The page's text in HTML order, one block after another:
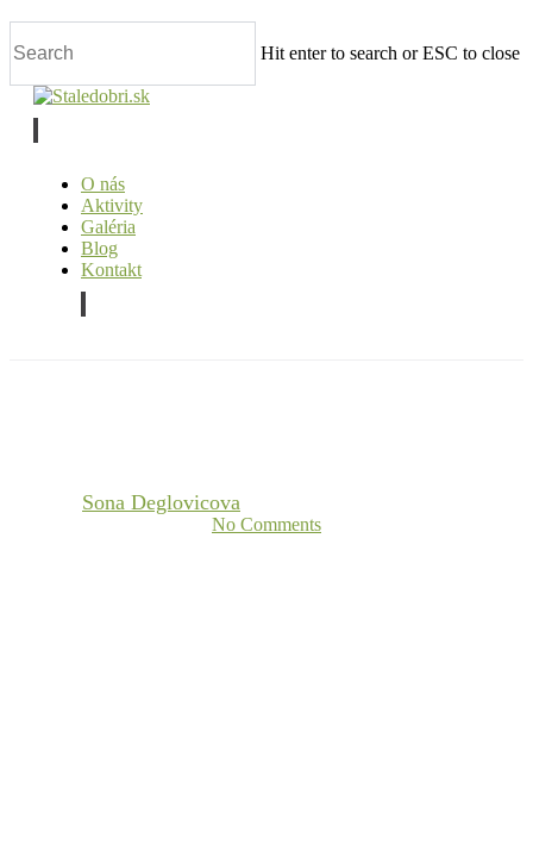
Skip
main
content
Hit enter to search or ESC to close
Close
Searchfacebook
O nás
Aktivity
Galéria
Blog
Kontakt
facebook
Sona Deglovicova
No Comments